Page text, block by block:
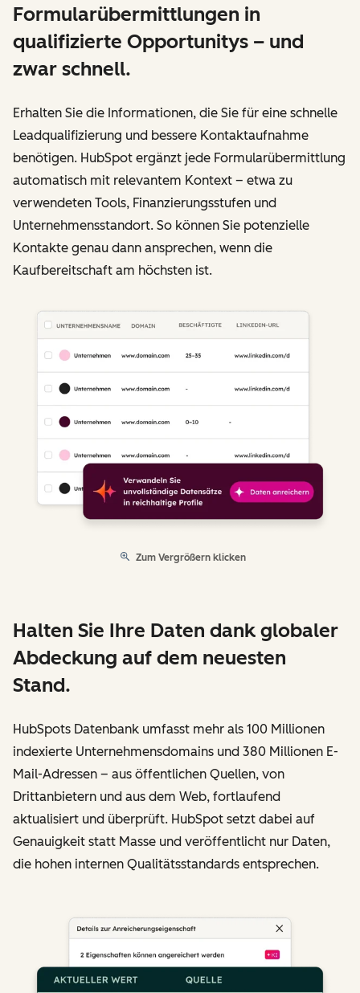
Formularübermittlungen in
qualifizierte Opportunitys – und
zwar schnell.
Erhalten Sie die Informationen, die Sie für eine schnelle
Leadqualifizierung und bessere Kontaktaufnahme
benötigen. HubSpot ergänzt jede Formularübermittlung
automatisch mit relevantem Kontext – etwa zu
verwendeten Tools, Finanzierungsstufen und
Unternehmensstandort. So können Sie potenzielle
Kontakte genau dann ansprechen, wenn die
Kaufbereitschaft am höchsten ist.
Zum Vergrößern klicken
Halten Sie Ihre Daten dank globaler
Abdeckung auf dem neuesten
Stand.
HubSpots Datenbank umfasst mehr als 100 Millionen
indexierte Unternehmensdomains und 380 Millionen E-
Mail-Adressen – aus öffentlichen Quellen, von
Drittanbietern und aus dem Web, fortlaufend
aktualisiert und überprüft. HubSpot setzt dabei auf
Genauigkeit statt Masse und veröffentlicht nur Daten,
die hohen internen Qualitätsstandards entsprechen.